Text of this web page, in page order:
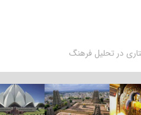
در تحلیل فرهنگ